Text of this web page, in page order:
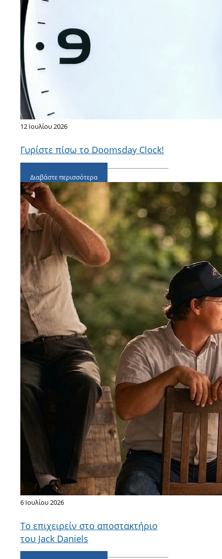
12 Ιουλίου 2026
Γυρίστε πίσω το Doomsday Clock!
Διαβάστε περισσότερα
6 Ιουλίου 2026
Το επιχειρείν στο αποστακτήριο
του Jack Daniels